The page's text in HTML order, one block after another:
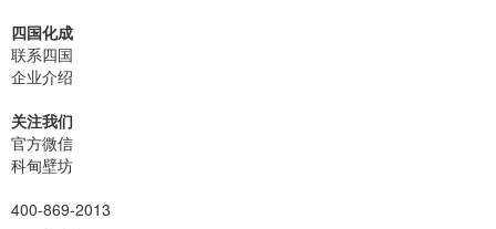
四国化成
联系四国
企业介绍
关注我们
官方微信
科甸壁坊
400-869-2013